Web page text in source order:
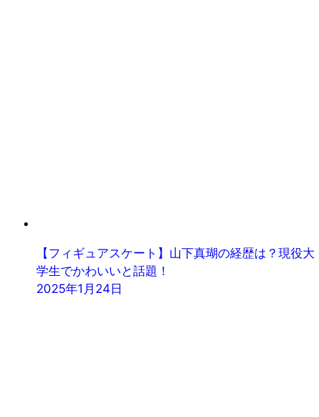
【フィギュアスケート】山下真瑚の経歴は？現役大
学生でかわいいと話題！
2025年1月24日